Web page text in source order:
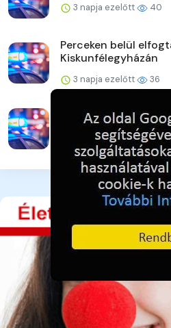
3 napja ezelőtt 40
Perceken belül
Kiskunfélegyházán
3 napja ezelőtt 36
A lakat nem állta
3 napja ezelőtt 39